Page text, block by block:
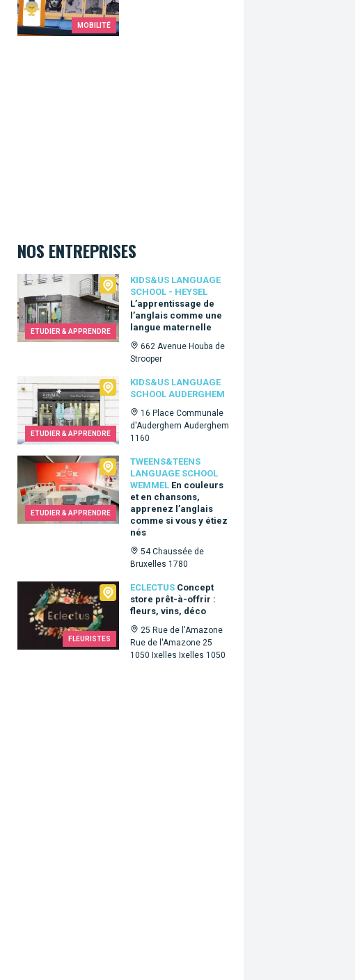
MOBILITÉ
NOS ENTREPRISES
ETUDIER & APPRENDRE
KIDS&US LANGUAGE
SCHOOL - HEYSEL
L’apprentissage de
l’anglais comme une
langue maternelle
662 Avenue Houba de
Strooper
Kids&Us language school - Heysel
ETUDIER & APPRENDRE
KIDS&US LANGUAGE
SCHOOL AUDERGHEM
16 Place Communale
d'Auderghem Auderghem
1160
Kids&Us language school Auderghem
ETUDIER & APPRENDRE
TWEENS&TEENS
LANGUAGE SCHOOL
WEMMEL En couleurs
et en chansons,
apprenez l’anglais
comme si vous y étiez
nés
54 Chaussée de
Bruxelles 1780
Tweens&Teens language school Wemmel
FLEURISTES
ECLECTUS Concept
store prêt-à-offrir :
fleurs, vins, déco
25 Rue de l'Amazone
Rue de l'Amazone 25
1050 Ixelles Ixelles 1050
Eclectus